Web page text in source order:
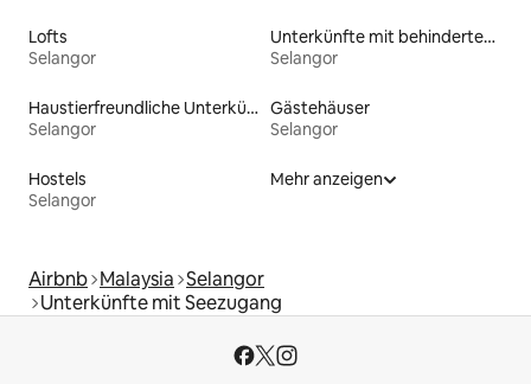
Lofts
Selangor
Unterkünfte mit behindertengerechtem WC
Selangor
Haustierfreundliche Unterkünfte
Selangor
Gästehäuser
Selangor
Hostels
Selangor
Mehr anzeigen
Airbnb Malaysia Selangor
Unterkünfte mit Seezugang